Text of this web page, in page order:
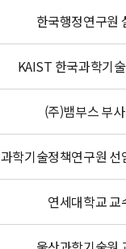
한국행정연구원
KAIST 한국과학기
(주)뱀부스 부
과학기술정책연구원 선
연세대학교 교